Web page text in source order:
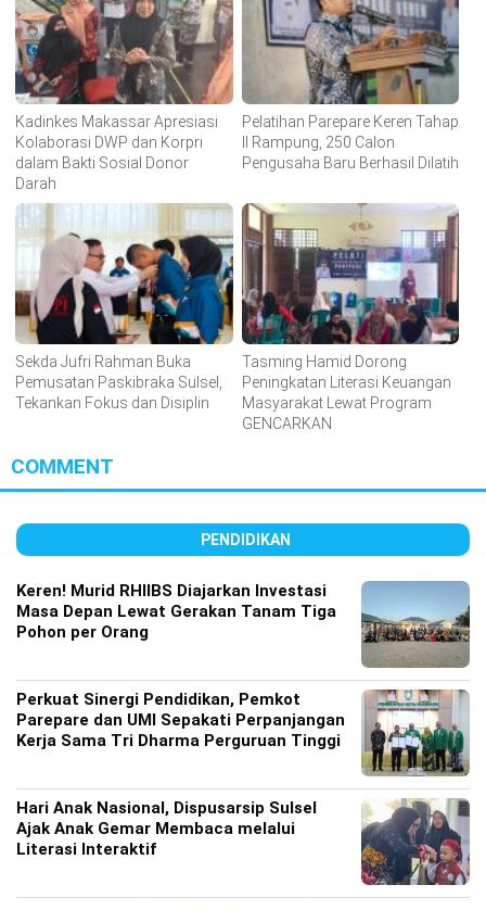
Kadinkes Makassar Apresiasi
Kolaborasi DWP dan Korpri
dalam Bakti Sosial Donor
Darah
Pelatihan Parepare Keren Tahap
II Rampung, 250 Calon
Pengusaha Baru Berhasil Dilatih
Sekda Jufri Rahman Buka
Pemusatan Paskibraka Sulsel,
Tekankan Fokus dan Disiplin
Tasming Hamid Dorong
Peningkatan Literasi Keuangan
Masyarakat Lewat Program
GENCARKAN
COMMENT
PENDIDIKAN
Keren! Murid RHIIBS Diajarkan Investasi
Masa Depan Lewat Gerakan Tanam Tiga
Pohon per Orang
Perkuat Sinergi Pendidikan, Pemkot
Parepare dan UMI Sepakati Perpanjangan
Kerja Sama Tri Dharma Perguruan Tinggi
Hari Anak Nasional, Dispusarsip Sulsel
Ajak Anak Gemar Membaca melalui
Literasi Interaktif